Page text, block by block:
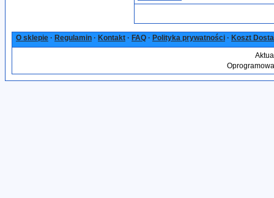
O sklepie · Regulamin · Kontakt · FAQ · Polityka prywatności · Koszt